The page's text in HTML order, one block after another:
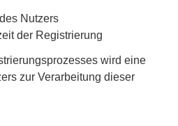
Nutzers
der Registrierung
wird eine
zur Verarbeitung dieser